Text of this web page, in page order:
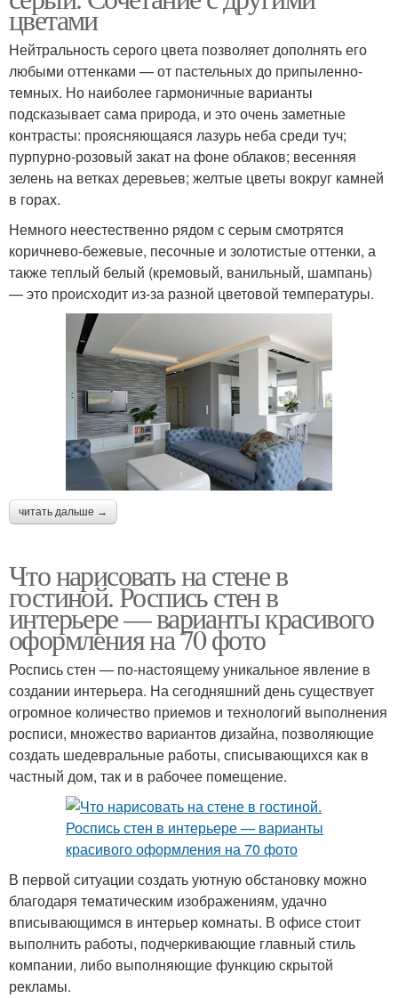
цветами
Нейтральность серого цвета позволяет дополнять его
любыми оттенками — от пастельных до припыленно-
темных. Но наиболее гармоничные варианты
подсказывает сама природа, и это очень заметные
контрасты: проясняющаяся лазурь неба среди туч;
пурпурно-розовый закат на фоне облаков; весенняя
зелень на ветках деревьев; желтые цветы вокруг камней
в горах.
Немного неестественно рядом с серым смотрятся
коричнево-бежевые, песочные и золотистые оттенки, а
также теплый белый (кремовый, ванильный, шампань)
— это происходит из-за разной цветовой температуры.
читать дальше →
Что нарисовать на стене в
гостиной. Роспись стен в
интерьере — варианты красивого
оформления на 70 фото
Роспись стен — по-настоящему уникальное явление в
создании интерьера. На сегодняшний день существует
огромное количество приемов и технологий выполнения
росписи, множество вариантов дизайна, позволяющие
создать шедевральные работы, списывающихся как в
частный дом, так и в рабочее помещение.
В первой ситуации создать уютную обстановку можно
благодаря тематическим изображениям, удачно
вписывающимся в интерьер комнаты. В офисе стоит
выполнить работы, подчеркивающие главный стиль
компании, либо выполняющие функцию скрытой
рекламы.